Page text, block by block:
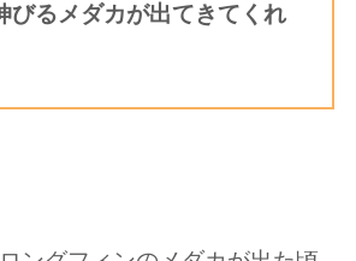
びるメダカが出てきてくれ